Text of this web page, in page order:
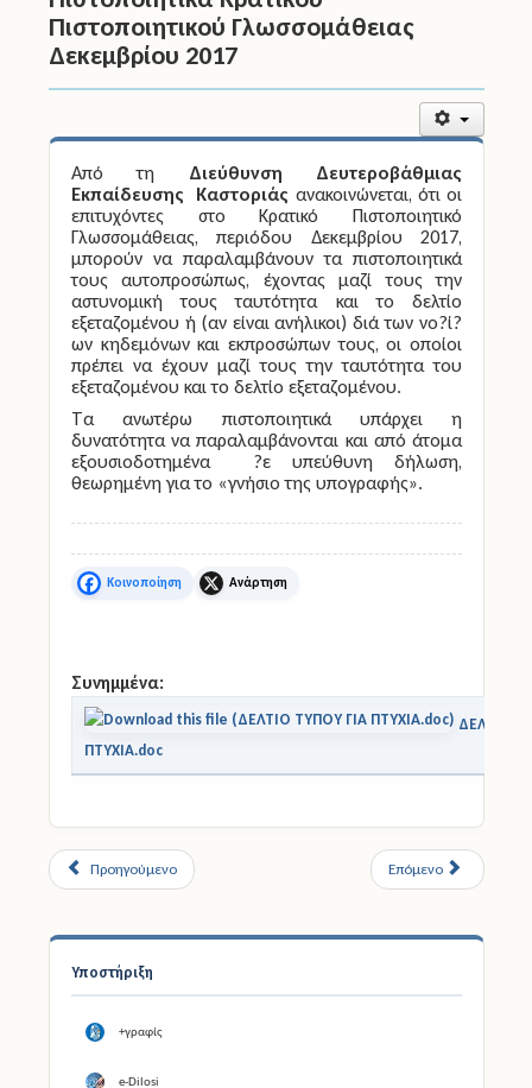
Υποστήριξη
Πιστοποιητικά Κρατικού
Πιστοποιητικού Γλωσσομάθειας
Δεκεμβρίου 2017
Από τη
Διεύθυνση Δευτεροβάθμιας
Εκπαίδευσης Καστοριάςανακοινώνεται, ότι οι
επιτυχόντες στο Κρατικό Πιστοποιητικό
Γλωσσομάθειας, περιόδου Δεκεμβρίου 2017,
μπορούν να παραλαμβάνουν τα πιστοποιητικά
τους αυτοπροσώπως, έχοντας μαζί τους την
αστυνομική τους ταυτότητα και το δελτίο
εξεταζομένου ή (αν είναι ανήλικοι) διά των νο?ί?
ων κηδεμόνων και εκπροσώπων τους, οι οποίοι
πρέπει να έχουν μαζί τους την ταυτότητα του
Τα ανωτέρω πιστοποιητικά υπάρχει η
δυνατότητα να παραλαμβάνονται και από άτομα
εξουσιοδοτημένα ?ε υπεύθυνη δήλωση,
Συνημμένα:
ΠΤΥΧΙΑ.doc
Προηγούμενο Επόμενο